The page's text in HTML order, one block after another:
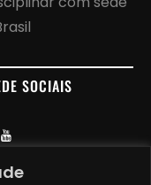
SOCIAIS